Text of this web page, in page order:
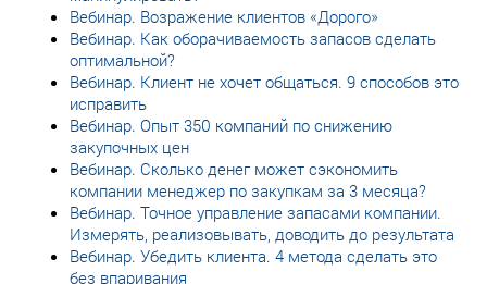
Вебинар. Возражение клиентов «Дорого»
Вебинар. Как оборачиваемость запасов сделать
оптимальной?
Вебинар. Клиент не хочет общаться. 9 способов это
исправить
Вебинар. Опыт 350 компаний по снижению
закупочных цен
Вебинар. Сколько денег может сэкономить
компании менеджер по закупкам за 3 месяца?
Вебинар. Точное управление запасами компании.
Измерять, реализовывать, доводить до результата
Вебинар. Убедить клиента. 4 метода сделать это
без впаривания